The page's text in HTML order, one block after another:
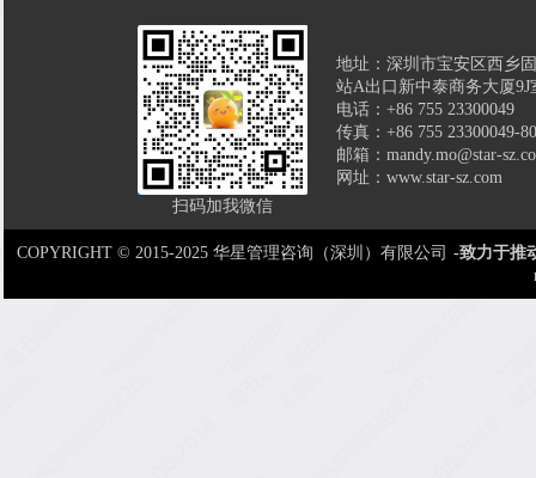
扫码加我微信
地址：深圳市宝安区西乡
站A出口新中泰商务大厦9J
电话：+86 755 23300049
传真：+86 755 23300049-
邮箱：mandy.mo@star-
网址：www.star-sz.com
COPYRIGHT © 2015-2025 华星管理咨询（深圳）有限公司 -致力于推